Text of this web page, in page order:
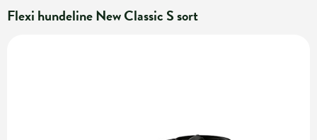
Flexi hundeline New Classic S sort